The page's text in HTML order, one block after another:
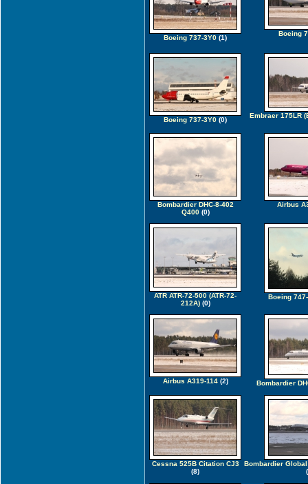
Boeing 737-3Y0 (1)
Boeing
Boeing 737-3Y0 (0)
Embraer 175LR
Bombardier DHC-8-402
Q400(0)
Airbus
ATR ATR-72-500 (ATR-72-
212A)(0)
Boeing
Airbus A319-114(2) Bombardier
Cessna 525B Citation CJ3
(8)
Bombardier Global